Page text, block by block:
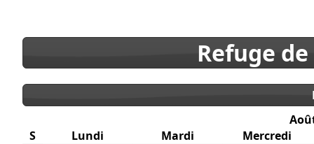
Refuge
S
Lundi Mardi
Mercredi